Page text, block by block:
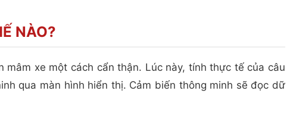
NÀO?
xe một cách cẩn thận. Lúc này, tính thực tế của câu
qua màn hình hiển thị. Cảm biến thông minh sẽ đọc dữ